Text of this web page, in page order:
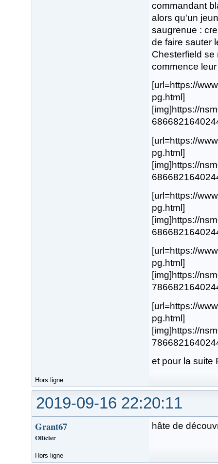
commandant
alors qu'un
saugrenue :
de faire sauter
Chesterfield se
commence
[url=https://
pg.html]
[img]https://
[url=https://
pg.html]
[img]https://
[url=https://
pg.html]
[img]https://
[url=https://
pg.html]
[img]https://
[url=https://
pg.html]
[img]https://
et pour la suite
Hors ligne
2019-09-16 22:20:11
Grant67
Officier
hâte de
Hors ligne